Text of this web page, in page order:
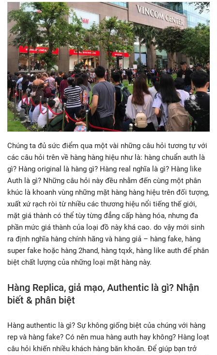
Chúng ta đủ sức điểm qua một vài những câu hỏi tương tự với
các câu hỏi trên về hàng hàng hiệu như là: hàng chuẩn auth là
gì? Hàng original là hàng gì? Hàng real nghĩa là gì? Hàng like
Auth là gì? Những câu hỏi này đều nhằm đến cùng một phân
khúc là khoanh vùng những mặt hàng hàng hiệu trên đối tượng,
xuất xứ rạch ròi từ nhiều các thương hiệu nổi tiếng thế giới,
mặt giá thành có thể tùy từng đẳng cấp hàng hóa, nhưng đa
phần mức giá thành của loại đồ này khá cao. do vậy mới sinh
ra định nghĩa hàng chính hãng và hàng giả – hàng fake, hàng
super fake hoặc hàng 2hand, hàng tqxk, hàng like auth để phân
biệt chất lượng của những loại mặt hàng này.
Hàng Replica, giả mạo, Authentic là gì? Nhận
biết & phân biệt
Hàng authentic là gì? Sự không giống biệt của chúng với hàng
rep và hàng fake? Có nên mua hàng auth hay không? Hàng loạt
câu hỏi khiến nhiều khách hàng băn khoăn. Để giúp bạn trở